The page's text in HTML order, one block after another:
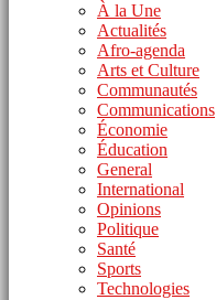
À la Une
Actualités
Afro-agenda
Arts et Culture
Communautés
Communications
Économie
Éducation
General
International
Opinions
Politique
Santé
Sports
Technologies